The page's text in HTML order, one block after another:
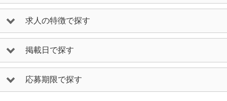
求人の特徴で探す
掲載日で探す
応募期限で探す